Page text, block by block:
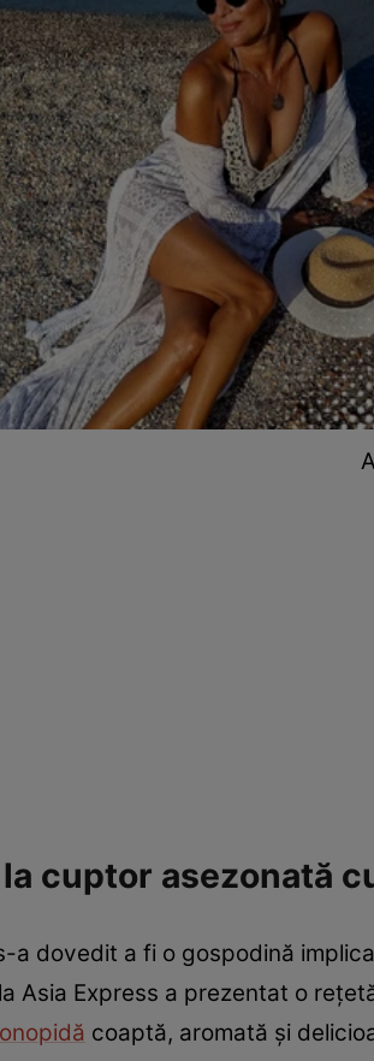
cuptor asezonată
a dovedit a fi o gospodină
Asia Express a prezentat o
coaptă, aromată și